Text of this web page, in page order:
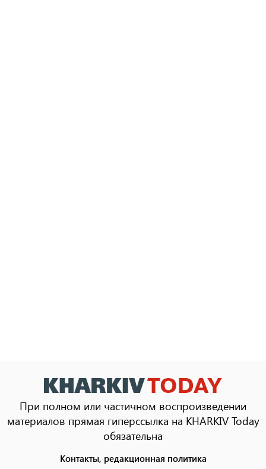
При полном или частичном воспроизведении
материалов прямая гиперссылка на KHARKIV Today
обязательна
Контакты, редакционная политика